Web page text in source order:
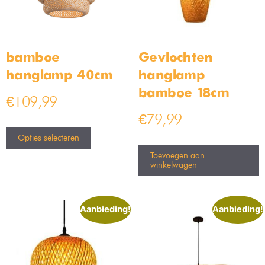
bamboe
hanglamp 40cm
€109,99
Opties selecteren
Gevlochten
hanglamp
bamboe 18cm
€79,99
Toevoegen aan
winkelwagen
Aanbieding! Aanbieding!